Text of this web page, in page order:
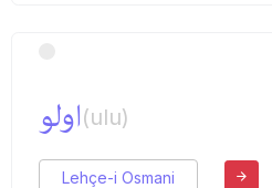
اولو(ulu)
Lehçe-i Osmani